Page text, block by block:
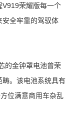
V919荣耀版每一个
安全牢靠的驾驭体
金钟罩电池曾荣
。该电池系统具有
位满意商用车杂乱